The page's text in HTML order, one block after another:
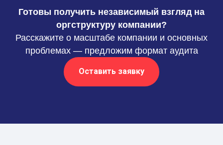
Готовы получить независимый взгляд на
оргструктуру компании?
Расскажите о масштабе компании и основных
проблемах — предложим формат аудита
Оставить заявку